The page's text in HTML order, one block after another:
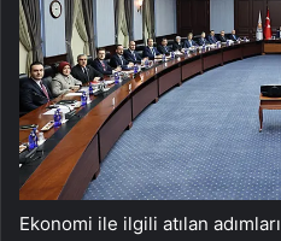
Ekonomi ile ilgili atılan